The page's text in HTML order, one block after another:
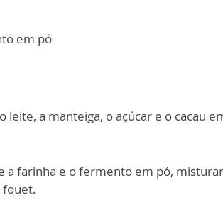
em pó
a manteiga, o açúcar e o cacau
a farinha e o fermento em pó,
fouet.